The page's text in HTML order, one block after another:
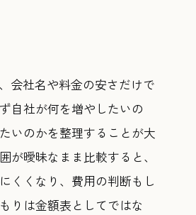
会社名や料金の安さだけで
自社が何を増やしたいの
いのかを整理することが大
が曖昧なまま比較すると、
くくなり、費用の判断もし
りは金額表としてではな